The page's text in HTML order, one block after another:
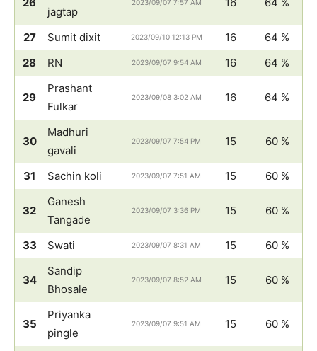
jagtap
2023/09/07 7:57 AM
27 Sumit dixit 2023/09/10 12:13 PM 16
64 %
28
RN 2023/09/07 9:54 AM 16 64 %
29
Prashant
Fulkar
2023/09/08 3:02 AM 16 64 %
30
Madhuri
gavali
2023/09/07 7:54 PM 15 60 %
31 Sachin koli 2023/09/07 7:51 AM 15 60 %
32
Ganesh
Tangade
2023/09/07 3:36 PM 15 60 %
33 Swati 2023/09/07 8:31 AM 15 60 %
34
Sandip
Bhosale
2023/09/07 8:52 AM 15 60 %
35
Priyanka
pingle
2023/09/07 9:51 AM 15 60 %